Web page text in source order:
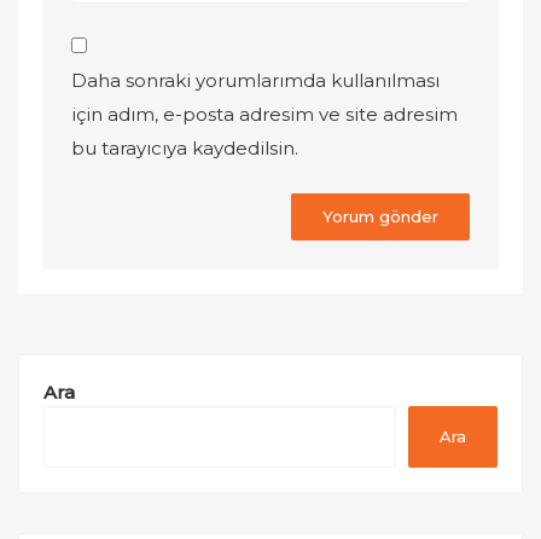
Daha sonraki yorumlarımda kullanılması
için adım, e-posta adresim ve site adresim
bu tarayıcıya kaydedilsin.
Ara
Ara